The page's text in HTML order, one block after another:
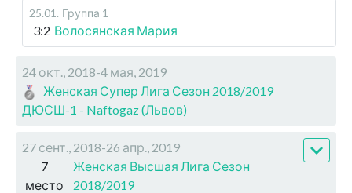
25.01 . Группа 1
3:2 Волосянская Мария
24 окт., 2018-4 мая, 2019
Женская Супер Лига Сезон 2018/2019
ДЮСШ-1 - Naftogaz (Львов)
27 сент., 2018-26 апр., 2019
7
место
Женская Высшая Лига Сезон
2018/2019